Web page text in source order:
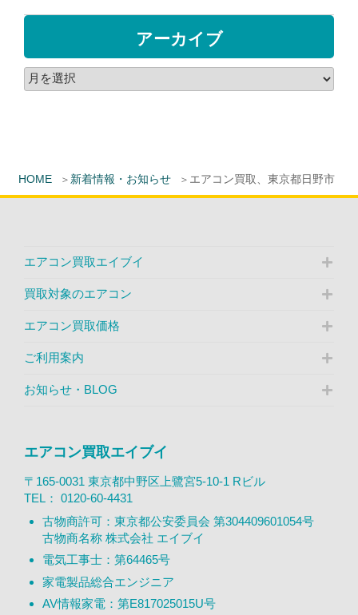
HOME 新着情報・お知らせ エアコン買取、東京都日野市
アーカイブ
エアコン買取エイブイ
買取対象のエアコン
エアコン買取価格
ご利用案内
お知らせ・BLOG
エアコン買取エイブイ
〒165-0031 東京都中野区上鷺宮5-10-1 Rビル
TEL： 0120-60-4431
古物商許可：東京都公安委員会 第304409601054号
古物商名称 株式会社 エイブイ
電気工事士：第64465号
家電製品総合エンジニア
AV情報家電：第E817025015U号